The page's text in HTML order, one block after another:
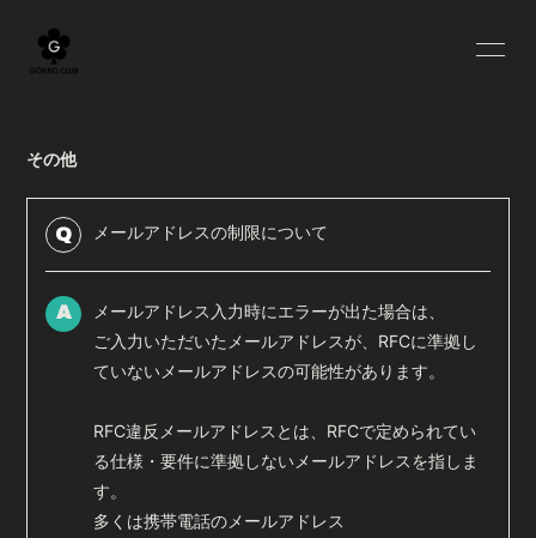
INFORMATION
PROFILE YOUTUBE
OFF SHOT Q&A
その他
Q メールアドレスの制限について
A
メールアドレス入力時にエラーが出た場合は、
ご入力いただいたメールアドレスが、RFCに準拠し
ていないメールアドレスの可能性があります。
RFC違反メールアドレスとは、RFCで定められてい
る仕様・要件に準拠しないメールアドレスを指しま
す。
多くは携帯電話のメールアドレス